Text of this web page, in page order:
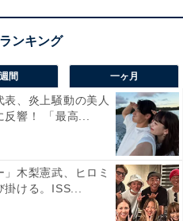
間 一ヶ月
表、炎上騒動の美人
反響！ 「最高...
」木梨憲武、ヒロミ
掛ける。ISS...